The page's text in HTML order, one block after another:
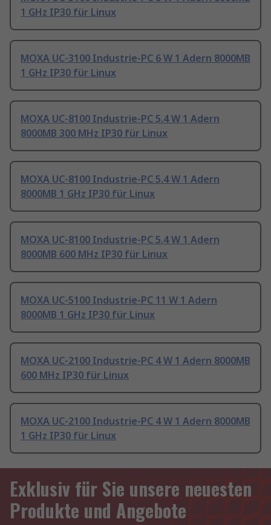
1 GHz IP30 für Linux
MOXA UC-3100 Industrie-PC 6 W 1 Adern 8000MB
1 GHz IP30 für Linux
MOXA UC-8100 Industrie-PC 5.4 W 1 Adern
8000MB 300 MHz IP30 für Linux
MOXA UC-8100 Industrie-PC 5.4 W 1 Adern
8000MB 1 GHz IP30 für Linux
MOXA UC-8100 Industrie-PC 5.4 W 1 Adern
8000MB 600 MHz IP30 für Linux
MOXA UC-5100 Industrie-PC 11 W 1 Adern
8000MB 1 GHz IP30 für Linux
MOXA UC-2100 Industrie-PC 4 W 1 Adern 8000MB
600 MHz IP30 für Linux
MOXA UC-2100 Industrie-PC 4 W 1 Adern 8000MB
1 GHz IP30 für Linux
Exklusiv für Sie unsere neuesten
Produkte und Angebote